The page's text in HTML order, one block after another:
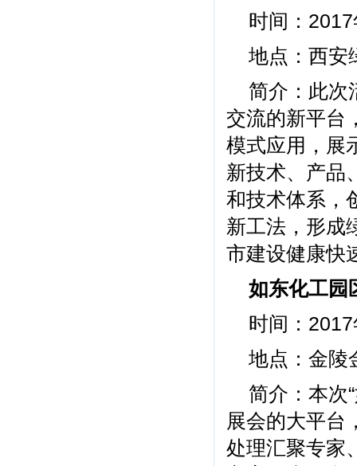
时间：
地点：西安
简介：此次
交流的新平台
模式应用，展
新技术、产品
和技术体系，
新工法，形成
市建设健康快
如东化工园
时间：
地点：金陵
简介：本次
展会的大平台
处理汇聚专家